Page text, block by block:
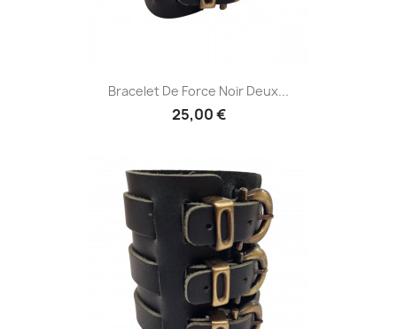
Bracelet De Force Noir Deux...
25,00 €